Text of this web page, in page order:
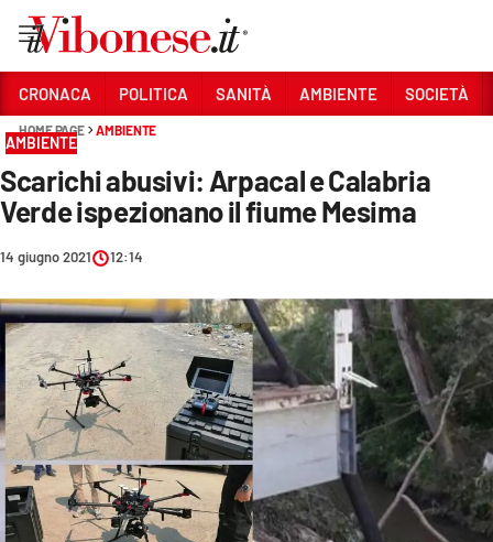
Sezioni
CRONACA
POLITICA
SANITÀ
AMBIENTE
SOCIETÀ
CULTURA
ECONOMIA E LAVORO
EVENTI
CRONACA POLITICA SANITÀ AMBIENTE SOCIETÀ
HOME PAGE AMBIENTE
AMBIENTE
Scarichi abusivi: Arpacal e Calabria
Verde ispezionano il fiume Mesima
14 giugno 2021 12:14